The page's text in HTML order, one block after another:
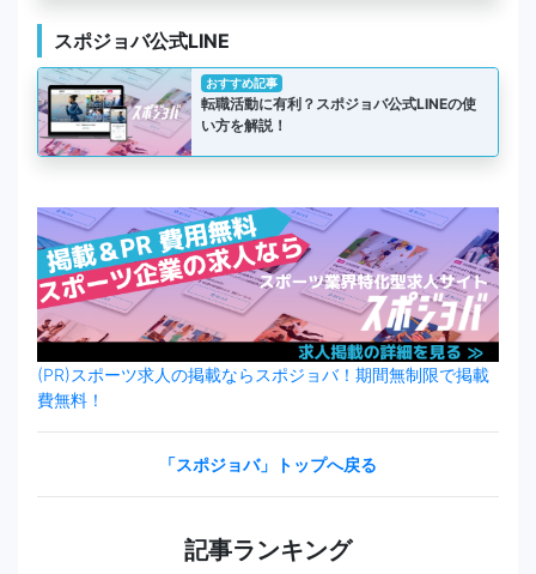
スポジョバ公式LINE
おすすめ記事
転職活動に有利？スポジョバ公式LINEの使
い方を解説！
(PR)スポーツ求人の掲載ならスポジョバ！期間無制限で掲載
費無料！
「スポジョバ」トップへ戻る
記事ランキング